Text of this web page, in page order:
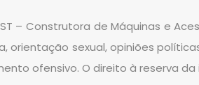
– Construtora de Máquinas e
orientação sexual, opiniões
ofensivo. O direito à reserva